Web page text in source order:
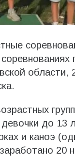
области,
до 13
и каноэ
20